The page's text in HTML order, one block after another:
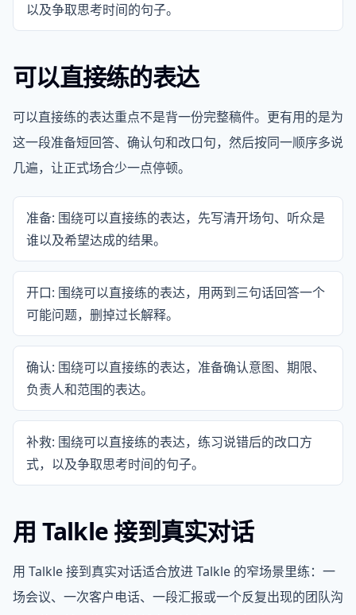
以及争取思考时间的句子。
可以直接练的表达
可以直接练的表达重点不是背一份完整稿件。更有用的是为
这一段准备短回答、确认句和改口句，然后按同一顺序多说
几遍，让正式场合少一点停顿。
准备: 围绕可以直接练的表达，先写清开场句、听众是
谁以及希望达成的结果。
开口: 围绕可以直接练的表达，用两到三句话回答一个
可能问题，删掉过长解释。
确认: 围绕可以直接练的表达，准备确认意图、期限、
负责人和范围的表达。
补救: 围绕可以直接练的表达，练习说错后的改口方
式，以及争取思考时间的句子。
用 Talkle 接到真实对话
用 Talkle 接到真实对话适合放进 Talkle 的窄场景里练：一
场会议、一次客户电话、一段汇报或一个反复出现的团队沟